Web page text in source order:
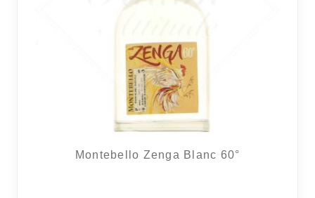
Montebello Zenga Blanc 60°